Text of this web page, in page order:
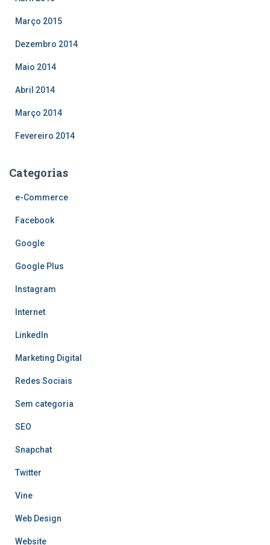
Março 2015
Dezembro 2014
Maio 2014
Abril 2014
Março 2014
Fevereiro 2014
Categorias
e-Commerce
Facebook
Google
Google Plus
Instagram
Internet
LinkedIn
Marketing Digital
Redes Sociais
Sem categoria
SEO
Snapchat
Twitter
Vine
Web Design
Website